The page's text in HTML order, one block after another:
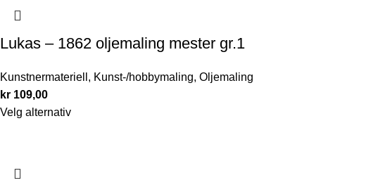
Lukas – 1862 oljemaling mester gr.1
Kunstnermateriell , Kunst-/hobbymaling, Oljemaling
kr 109,00
Velg alternativ